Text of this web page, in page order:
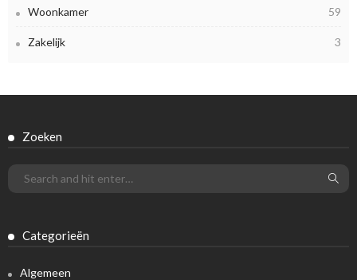
Woonkamer 59
Zakelijk 3
Zoeken
Categorieën
Algemeen